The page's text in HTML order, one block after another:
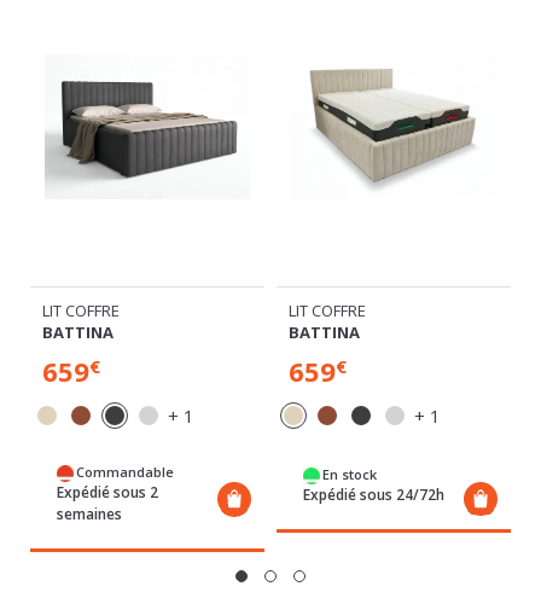
BATTINA
659€
Commandable
semaines
BATTINA
659€
En stock
VOUS AIMEREZ AUSSI